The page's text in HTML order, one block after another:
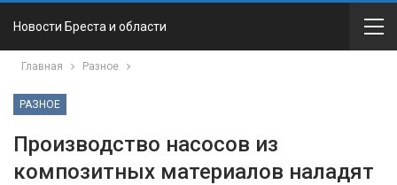
Новости Бреста и области
Главная Разное
РАЗНОЕ
Производство насосов из
композитных материалов наладят